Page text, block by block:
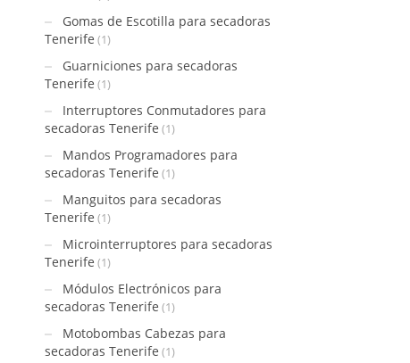
Gomas de Escotilla para secadoras
Tenerife (1)
Guarniciones para secadoras
Tenerife (1)
Interruptores Conmutadores para
secadoras Tenerife (1)
Mandos Programadores para
secadoras Tenerife (1)
Manguitos para secadoras
Tenerife (1)
Microinterruptores para secadoras
Tenerife (1)
Módulos Electrónicos para
secadoras Tenerife (1)
Motobombas Cabezas para
secadoras Tenerife (1)